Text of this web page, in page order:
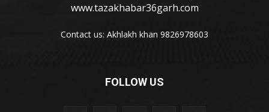
www.tazakhabar36garh.com
Contact us: Akhlakh khan 9826978603
FOLLOW US